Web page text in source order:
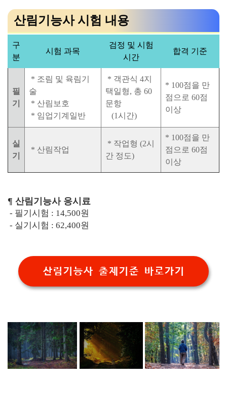
산림기능사 시험 내용
구
분
시험 과목
검정 및 시험
시간
합격 기준
필
기
* 조림 및 육림기
술
* 산림보호
* 임업기계일반
* 객관식 4지
택일형, 총 60
문항
(1시간)
* 100점을 만
점으로 60점
이상
실
기
* 산림작업
* 작업형 (2시
간 정도)
* 100점을 만
점으로 60점
이상
¶ 산림기능사 응시료
- 필기시험 : 14,500원
- 실기시험 : 62,400원
산림기능사 출제기준 바로가기